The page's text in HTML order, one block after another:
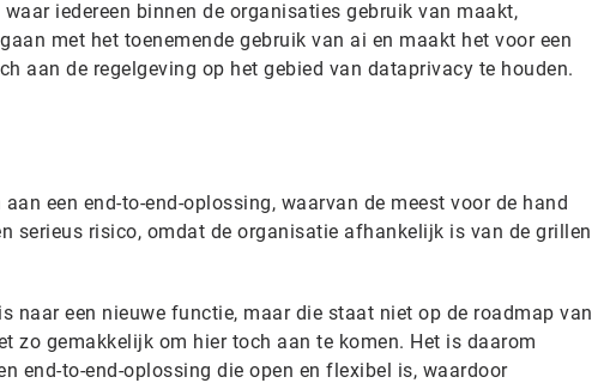
iedereen binnen de organisaties gebruik van maakt,
met het toenemende gebruik van ai en maakt het voor een
aan de regelgeving op het gebied van dataprivacy te houden.
een end-to-end-oplossing, waarvan de meest voor de hand
serieus risico, omdat de organisatie afhankelijk is van de grillen
naar een nieuwe functie, maar die staat niet op de roadmap van
zo gemakkelijk om hier toch aan te komen. Het is daarom
end-to-end-oplossing die open en flexibel is, waardoor